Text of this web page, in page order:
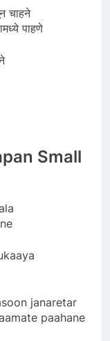
चाहने
पाहणे
Small
janaretar
paahane